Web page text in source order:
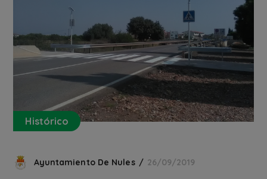
Histórico
Ayuntamiento De Nules 26/09/2019